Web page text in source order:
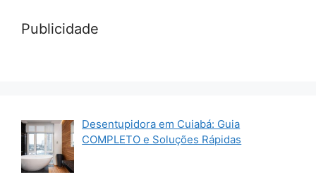
Publicidade
Desentupidora em Cuiabá: Guia
COMPLETO e Soluções Rápidas